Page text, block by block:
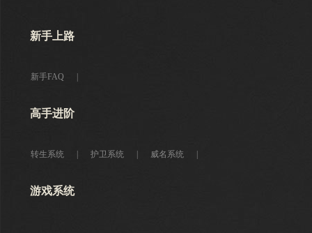
新手上路
新手FAQ
高手进阶
转生系统 护卫系统 威名系统
游戏系统